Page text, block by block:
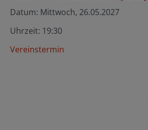
Datum: Mittwoch, 26.05.2027
Uhrzeit: 19:30
Vereinstermin